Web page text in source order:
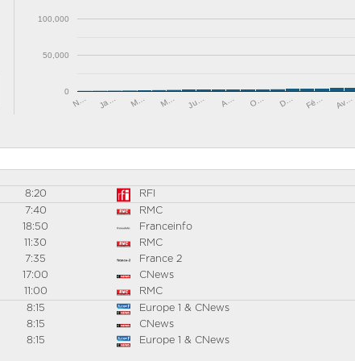
N… Ja… M… M… Ju… A… O… D… Fé… Av…
0
50,000
100,000
8:20 RFI
7:40 RMC
18:50 Franceinfo
11:30 RMC
7:35 France 2
17:00 CNews
11:00 RMC
8:15 Europe 1 & CNews
8:15 CNews
8:15 Europe 1 & CNews